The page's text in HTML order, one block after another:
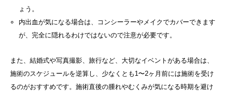
ょう。
内出血が気になる場合は、コンシーラーやメイクでカバーできます
が、完全に隠れるわけではないので注意が必要です。
また、結婚式や写真撮影、旅行など、大切なイベントがある場合は、
施術のスケジュールを逆算し、少なくとも1〜2ヶ月前には施術を受け
るのがおすすめです。施術直後の腫れやむくみが気になる時期を避け